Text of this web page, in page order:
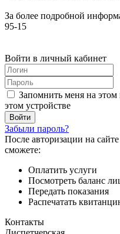
За более подробной
95-15
Войти в личный кабинет
Запомнить меня на этом
этом устройстве
Забыли пароль?
После авторизации на
сможете:
Оплатить услуги
Посмотреть баланс
Передать показания
Распечатать
Контакты